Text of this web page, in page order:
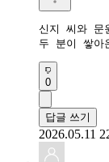
신지 씨와 문
두 분이 쌓아
0
답글 쓰기
2026.05.11